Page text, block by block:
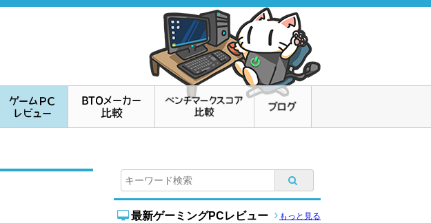
最新ゲーミングPCレビュー もっと見る